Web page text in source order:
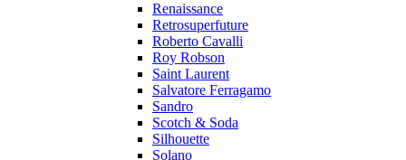
Renaissance
Retrosuperfuture
Roberto Cavalli
Roy Robson
Saint Laurent
Salvatore Ferragamo
Sandro
Scotch & Soda
Silhouette
Solano